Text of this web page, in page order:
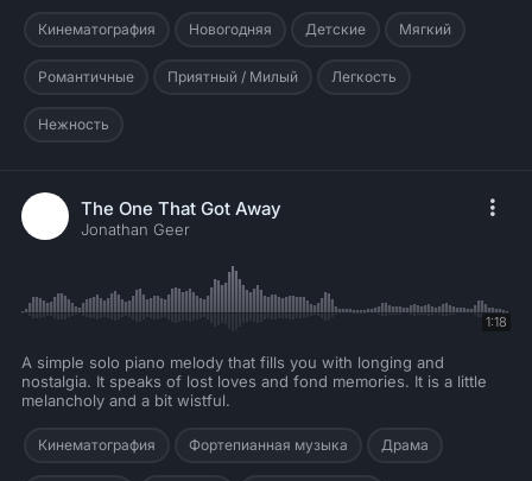
Кинематография Новогодняя Детские Мягкий
Романтичные Приятный / Милый Легкость
Нежность
The One That Got Away
Jonathan Geer
1:18
A simple solo piano melody that fills you with longing and
nostalgia. It speaks of lost loves and fond memories. It is a little
melancholy and a bit wistful.
Кинематография Фортепианная музыка Драма